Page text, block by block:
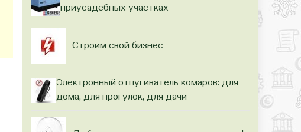
приусадебных участках
Строим свой бизнес
Электронный отпугиватель комаров: для
дома, для прогулок, для дачи